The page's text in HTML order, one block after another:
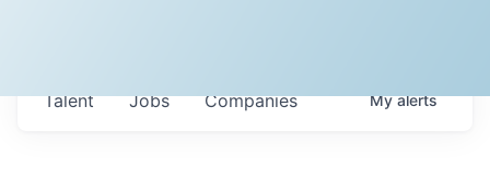
Jobs Companies
Talent Myalerts